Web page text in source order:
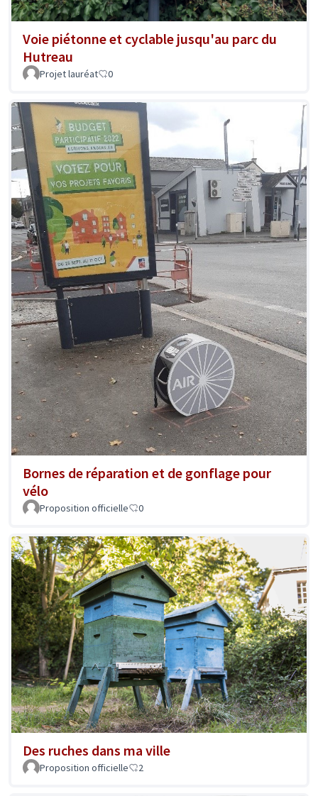
Voie piétonne et cyclable jusqu'au parc du
Hutreau
Projet lauréat 0
Bornes de réparation et de gonflage pour
vélo
Proposition officielle 0
Des ruches dans ma ville
Proposition officielle 2